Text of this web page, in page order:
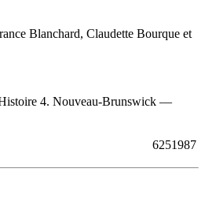
Blanchard, Claudette Bourque et
4. Nouveau-Brunswick —
6251987